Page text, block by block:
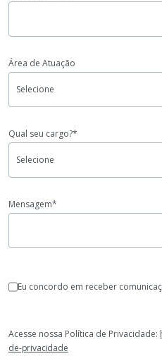
Área de Atuação
Qual seu cargo?*
Mensagem*
Eu concordo em receber
Acesse nossa Política de Privacidade:
de-privacidade